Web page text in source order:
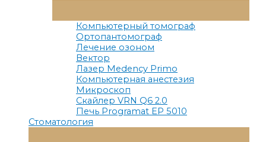
Меню
Компьютерный томограф
Ортопантомограф
Лечение озоном
Вектор
Лазер Medency Primo
Компьютерная анестезия
Микроскоп
Скайлер VRN Q6 2.0
Печь Programat EP 5010
Стоматология